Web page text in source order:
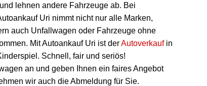
lehnen andere Fahrzeuge ab. Bei
Uri nimmt nicht nur alle Marken,
auch Unfallwagen oder Fahrzeuge ohne
Mit Autoankauf Uri ist derAutoverkaufin
Schnell, fair und seriös!
an und geben Ihnen ein faires Angebot
wir auch die Abmeldung für Sie.